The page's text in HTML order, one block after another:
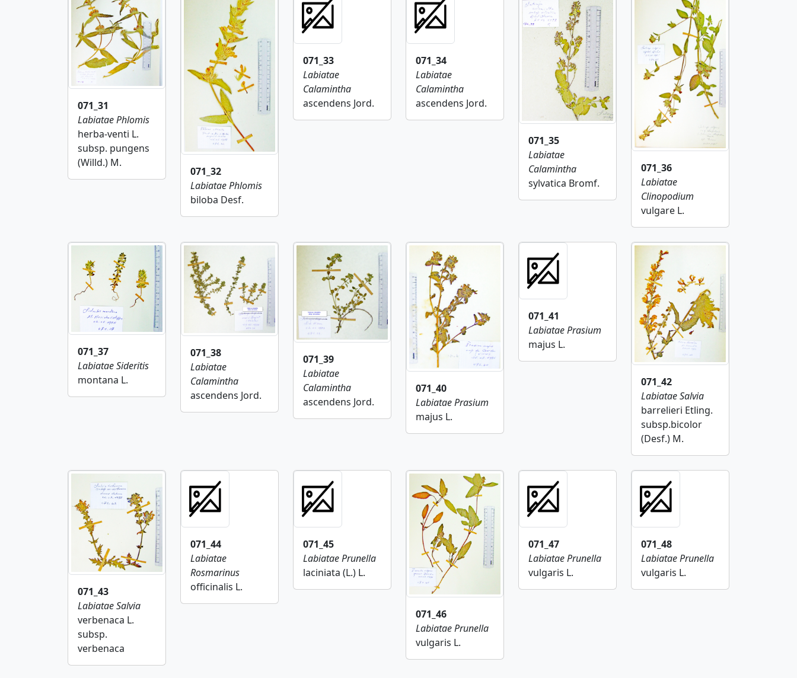
071_31
LabiataePhlomis
herba-venti L.
subsp. pungens
(Willd.) M.
071_32
LabiataePhlomis
biloba Desf.
071_33
Labiatae
Calamintha
ascendens Jord.
071_34
Labiatae
Calamintha
ascendens Jord.
071_35
Labiatae
Calamintha
sylvatica Bromf.
071_36
Labiatae
Clinopodium
vulgare L.
071_37
LabiataeSideritis
montana L.
071_38
Labiatae
Calamintha
ascendens Jord.
071_39
Labiatae
Calamintha
ascendens Jord.
071_40
LabiataePrasium
majus L.
071_41
LabiataePrasium
majus L.
071_42
LabiataeSalvia
barrelieri Etling.
subsp.bicolor
(Desf.) M.
071_43
LabiataeSalvia
verbenaca L.
subsp.
verbenaca
071_44
Labiatae
Rosmarinus
officinalis L.
071_45
LabiataePrunella
laciniata (L.) L.
071_46
LabiataePrunella
vulgaris L.
071_47
LabiataePrunella
vulgaris L.
071_48
LabiataePrunella
vulgaris L.